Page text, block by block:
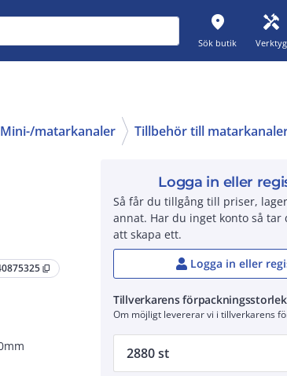
place
Sök butik
handyman
Verktyg
Mini-/matarkanaler Tillbehör till
content_copy
Logga in eller
Så får du tillgång till priser,
annat. Har du inget konto så
att skapa ett.
Logga in eller
Tillverkarens
Om möjligt levererar vi i tillverkarens
2880 st